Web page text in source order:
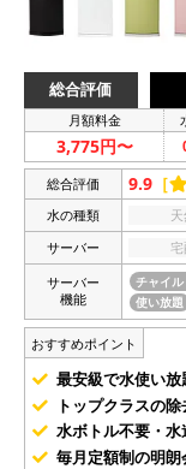
総合評価
月額料金
3,775円〜
総合評価 9.9 ［
水の種類
サーバー
サーバー
機能
チャイ
使い放題
おすすめポイント
最安級で水使い放
トップクラスの除
水ボトル不要・
毎月定額制の明朗